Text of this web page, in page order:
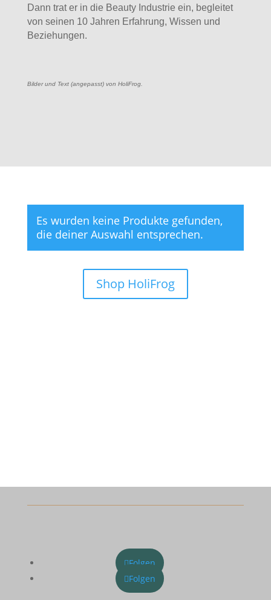
Dann trat er in die Beauty Industrie ein, begleitet
von seinen 10 Jahren Erfahrung, Wissen und
Beziehungen.
Bilder und Text (angepasst) von HoliFrog.
Es wurden keine Produkte gefunden,
die deiner Auswahl entsprechen.
Shop HoliFrog
Folgen
Folgen